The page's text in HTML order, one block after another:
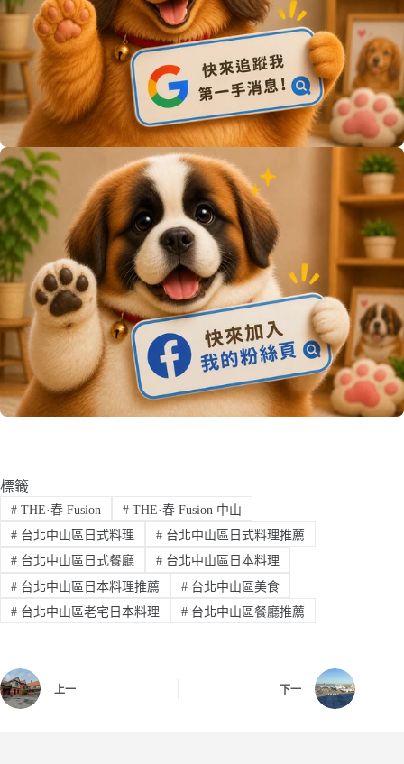
標籤
#THE·春 Fusion #THE·春 Fusion 中山
#台北中山區日式料理 #台北中山區日式料理推薦
#台北中山區日式餐廳 #台北中山區日本料理
#台北中山區日本料理推薦 #台北中山區美食
#台北中山區老宅日本料理 #台北中山區餐廳推薦
上一 下一